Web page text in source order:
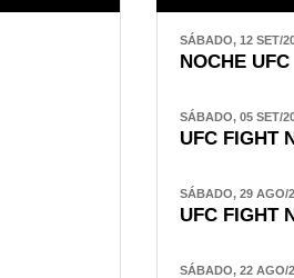
SÁBADO, 12 SET/
NOCHE UFC
SÁBADO, 05 SET/
UFC FIGHT
SÁBADO, 29 AGO/
UFC FIGHT
SÁBADO, 22 AGO/